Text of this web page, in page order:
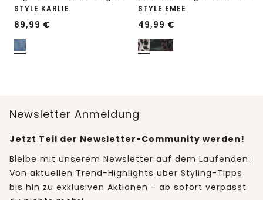
STYLE KARLIE
69,99 €
STYLE EMEE
49,99 €
Newsletter Anmeldung
Jetzt Teil der Newsletter-Community werden!
Bleibe mit unserem Newsletter auf dem Laufenden:
Von aktuellen Trend-Highlights über Styling-Tipps
bis hin zu exklusiven Aktionen - ab sofort verpasst